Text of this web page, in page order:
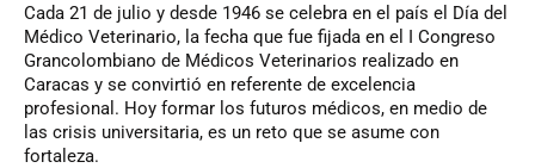
Cada 21 de julio y desde 1946 se celebra en el país el Día del
Médico Veterinario, la fecha que fue fijada en el I Congreso
Grancolombiano de Médicos Veterinarios realizado en
Caracas y se convirtió en referente de excelencia
profesional. Hoy formar los futuros médicos, en medio de
las crisis universitaria, es un reto que se asume con
fortaleza.